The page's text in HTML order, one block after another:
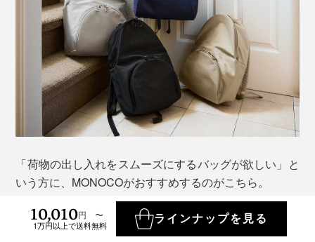
「荷物の出し入れをスムーズにするバッグが欲しい」と
いう方に、MONOCOがおすすめするのがこちら。
どんな方でも収納上手になる、『MAYUMASA（マユマ
サ）』の「バネパカリュック」。
10,010円 〜
1万円以上で送料無料
ラインナップを見る